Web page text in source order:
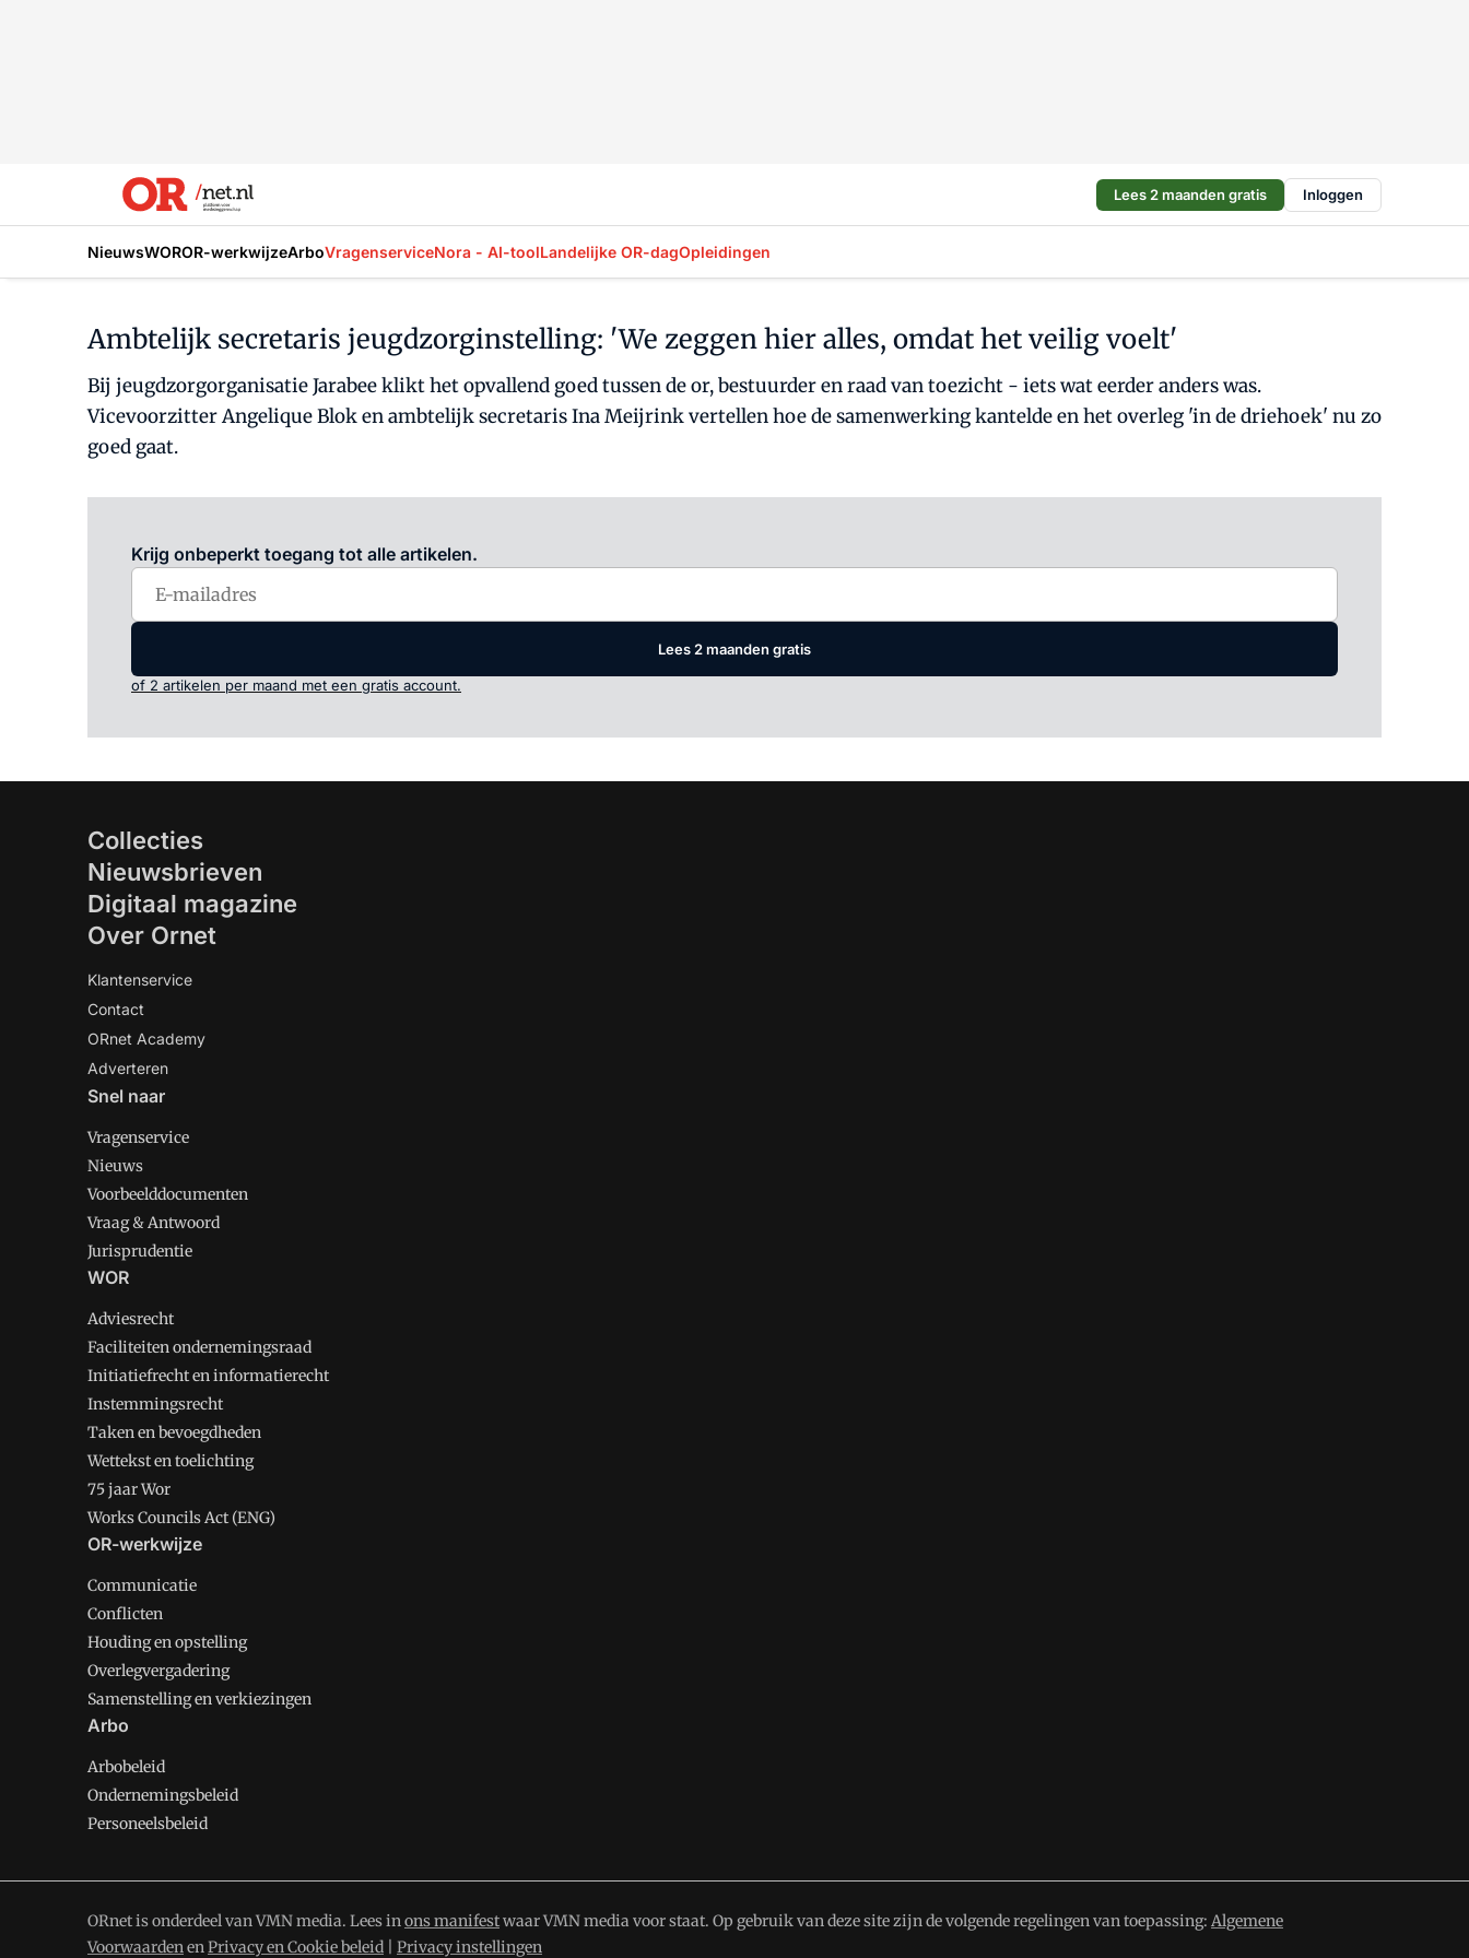
Lees 2 maanden gratis Inloggen
NieuwsWOROR-werkwijzeArboVragenserviceNora - AI-toolLandelijke OR-dagOpleidingen
Ambtelijk secretaris jeugdzorginstelling: 'We zeggen hier alles, omdat het veilig voelt'
Bij jeugdzorgorganisatie Jarabee klikt het opvallend goed tussen de or, bestuurder en raad van toezicht - iets wat eerder anders was.
Vicevoorzitter Angelique Blok en ambtelijk secretaris Ina Meijrink vertellen hoe de samenwerking kantelde en het overleg 'in de driehoek' nu zo
goed gaat.
Krijg onbeperkt toegang tot alle artikelen.
Lees 2 maanden gratis
of 2 artikelen per maand met een gratis account.
Collecties
Nieuwsbrieven
Digitaal magazine
Over Ornet
Klantenservice
Contact
ORnet Academy
Adverteren
Snel naar
Vragenservice
Nieuws
Voorbeelddocumenten
Vraag & Antwoord
Jurisprudentie
WOR
Adviesrecht
Faciliteiten ondernemingsraad
Initiatiefrecht en informatierecht
Instemmingsrecht
Taken en bevoegdheden
Wettekst en toelichting
75 jaar Wor
Works Councils Act (ENG)
OR-werkwijze
Communicatie
Conflicten
Houding en opstelling
Overlegvergadering
Samenstelling en verkiezingen
Arbo
Arbobeleid
Ondernemingsbeleid
Personeelsbeleid
ORnet is onderdeel van VMN media. Lees inons manifestwaar VMN media voor staat. Op gebruik van deze site zijn de volgende regelingen van toepassing: Algemene
VoorwaardenenPrivacy en Cookie beleid Privacy instellingen